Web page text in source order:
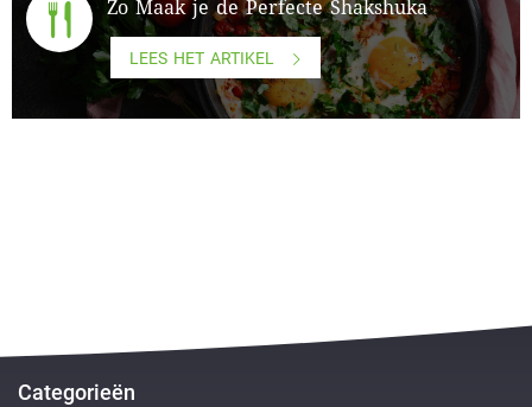
Zo Maak je de Perfecte Shakshuka
LEES HET ARTIKEL
Categorieën